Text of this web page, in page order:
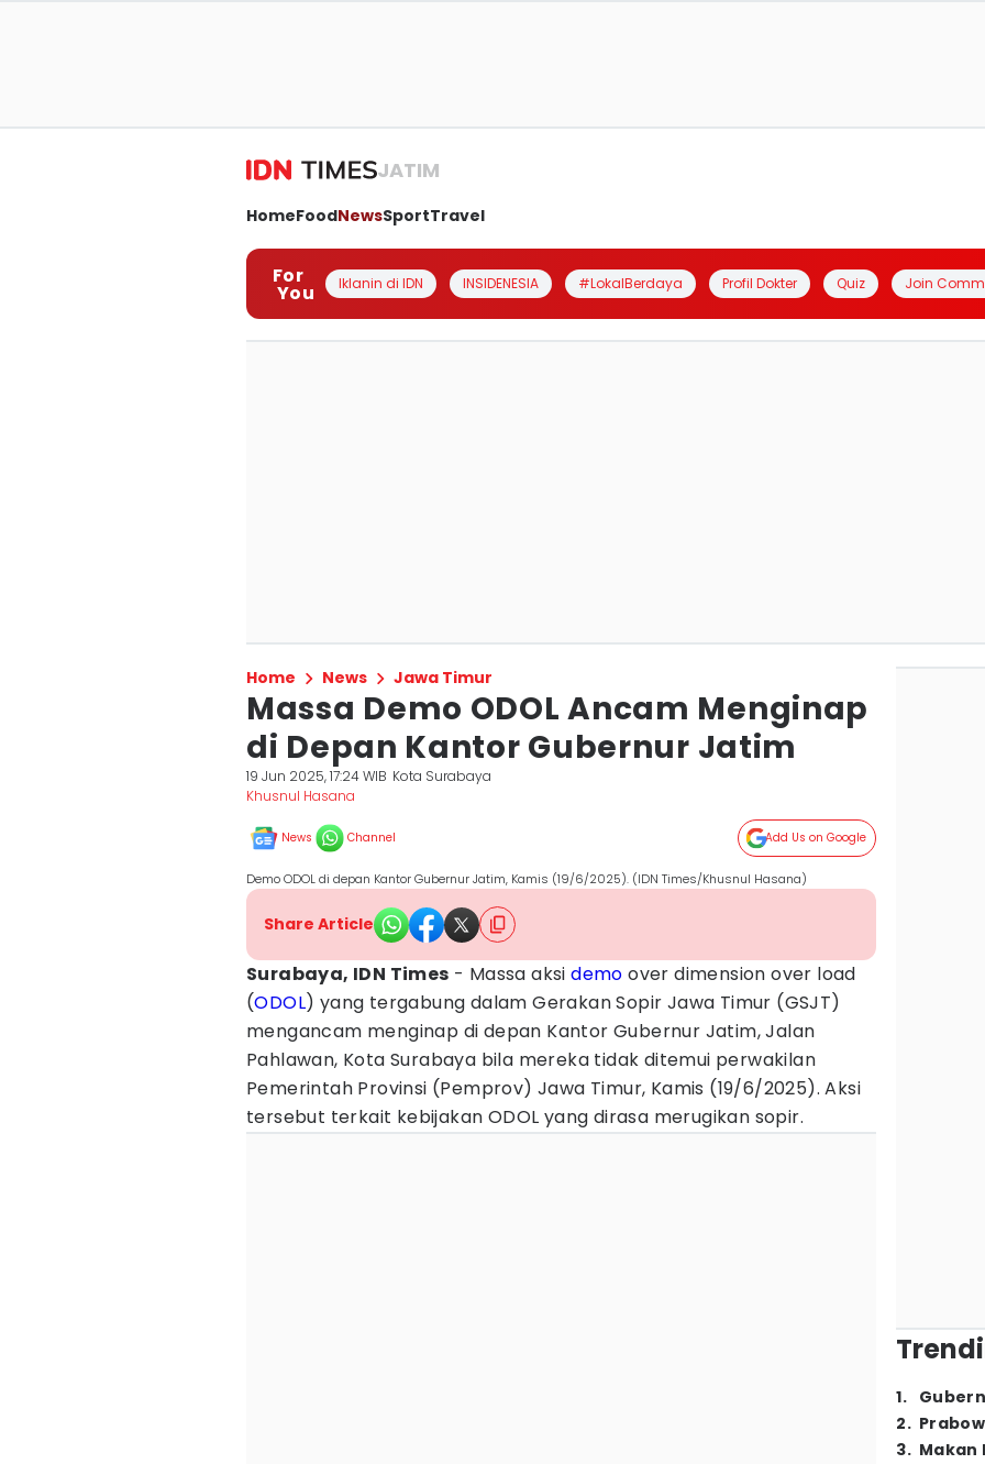
JATIM
HomeFoodNewsSportTravel
For
You Iklanin di IDN INSIDENESIA #LokalBerdaya Profil Dokter Quiz Join
Home News Jawa Timur
Massa Demo ODOL Ancam Menginap
di Depan Kantor Gubernur Jatim
19 Jun 2025, 17:24 WIB Kota Surabaya
Khusnul Hasana
News Channel Add Us on Google
Demo ODOL di depan Kantor Gubernur Jatim, Kamis (19/6/2025). (IDN Times/Khusnul Hasana)
Share Article
Surabaya, IDN Times - Massa aksidemo over dimension over load
(ODOL) yang tergabung dalam Gerakan Sopir Jawa Timur (GSJT)
mengancam menginap di depan Kantor Gubernur Jatim, Jalan
Pahlawan, Kota Surabaya bila mereka tidak ditemui perwakilan
Pemerintah Provinsi (Pemprov) Jawa Timur, Kamis (19/6/2025). Aksi
tersebut terkait kebijakan ODOL yang dirasa merugikan sopir.
1.
2.
3. Makan